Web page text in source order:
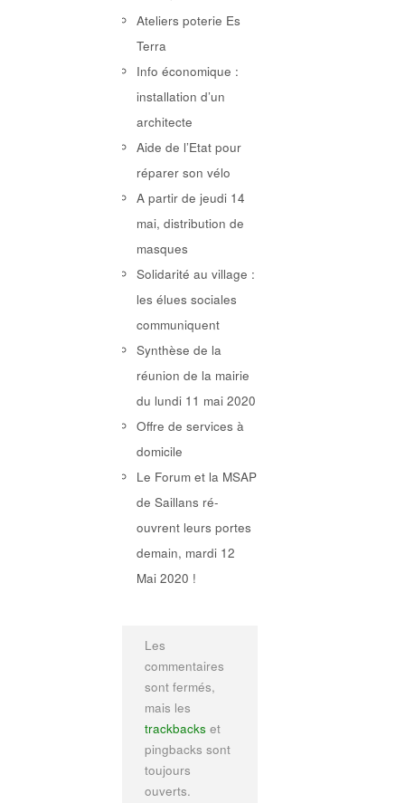
Ateliers poterie Es
Terra
Info économique :
installation d’un
architecte
Aide de l’Etat pour
réparer son vélo
A partir de jeudi 14
mai, distribution de
masques
Solidarité au village :
les élues sociales
communiquent
Synthèse de la
réunion de la mairie
du lundi 11 mai 2020
Offre de services à
domicile
Le Forum et la MSAP
de Saillans ré-
ouvrent leurs portes
demain, mardi 12
Mai 2020 !
Les
commentaires
sont fermés,
mais les
trackbacks et
pingbacks sont
toujours
ouverts.